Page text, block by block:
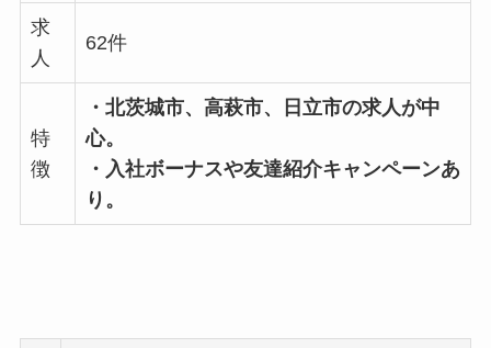
求
人
62件
特
徴
・北茨城市、高萩市、日立市の求人が中
心。
・入社ボーナスや友達紹介キャンペーンあ
り。